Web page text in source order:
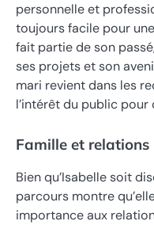
personnelle et
toujours facile pour
fait partie de son
ses projets et son
mari revient dans les
l’intérêt du public
Famille et relations
Bien qu’Isabelle soit
parcours montre
importance aux